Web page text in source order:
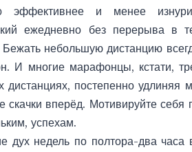
эффективнее и менее
ежедневно без перерыва в
Бежать небольшую дистанцию
И многие марафонцы, кстати,
дистанциях, постепенно удлиняя
вперёд. Мотивируйте себя
успехам.
дух недель по полтора-два